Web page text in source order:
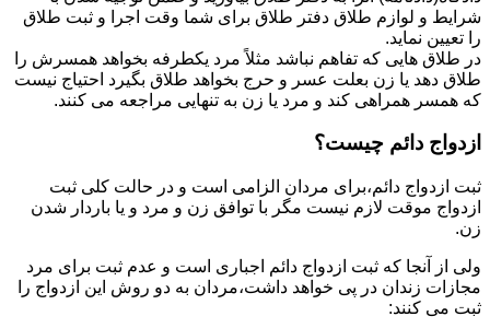
شرایط و لوازم طلاق دفتر طلاق برای شما وقت اجرا و ثبت طلاق
را تعیین نماید.
در طلاق هایی که تفاهم نباشد مثلاً مرد یکطرفه بخواهد همسرش را
طلاق دهد یا زن بعلت عسر و حرج بخواهد طلاق بگیرد احتیاج نیست
که همسر همراهی کند و مرد یا زن به تنهایی مراجعه می کنند.
ازدواج دائم چیست؟
ثبت ازدواج دائم،برای مردان الزامی است و در حالت کلی ثبت
ازدواج موقت لازم نیست مگر با توافق زن و مرد و یا باردار شدن
زن.
ولی از آنجا که ثبت ازدواج دائم اجباری است و عدم ثبت برای مرد
مجازات زندان در پی خواهد داشت،مردان به دو روش این ازدواج را
ثبت می کنند: